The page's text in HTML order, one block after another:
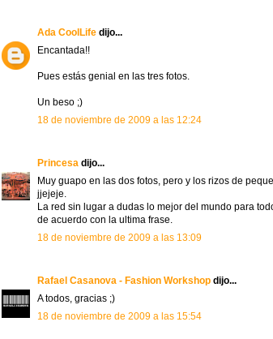
Ada CoolLife dijo...
Encantada!!
Pues estás genial en las tres fotos.
Un beso ;)
18 de noviembre de 2009 a las 12:24
Princesa dijo...
Muy guapo en las dos fotos, pero y los rizos de
jjejeje.
La red sin lugar a dudas lo mejor del mundo para
de acuerdo con la ultima frase.
18 de noviembre de 2009 a las 13:09
Rafael Casanova - Fashion Workshop dijo...
A todos, gracias ;)
18 de noviembre de 2009 a las 15:54